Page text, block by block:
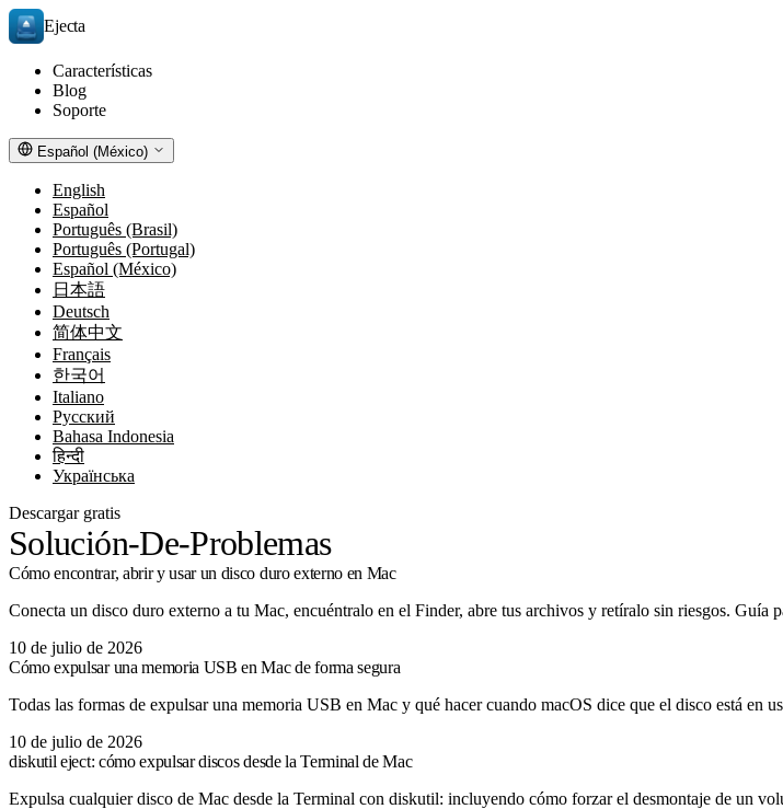
Ejecta
Características
Blog
Soporte
Español (México)
English
Español
Português (Brasil)
Português (Portugal)
Español (México)
日本語
Deutsch
简体中文
Français
한국어
Italiano
Русский
Bahasa Indonesia
हिन्दी
Українська
Descargar gratis
Solución-De-Problemas
Cómo encontrar, abrir y usar un disco duro externo en Mac
Conecta un disco duro externo a tu Mac, encuéntralo en el Finder, abre tus archivos y retíralo sin riesgos. Guía
10 de julio de 2026
Cómo expulsar una memoria USB en Mac de forma segura
Todas las formas de expulsar una memoria USB en Mac y qué hacer cuando macOS dice que el disco está en
10 de julio de 2026
diskutil eject: cómo expulsar discos desde la Terminal de Mac
Expulsa cualquier disco de Mac desde la Terminal con diskutil: incluyendo cómo forzar el desmontaje de un